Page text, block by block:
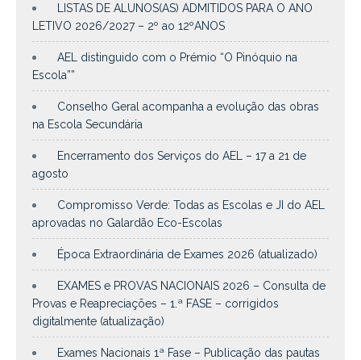
LISTAS DE ALUNOS(AS) ADMITIDOS PARA O ANO
LETIVO 2026/2027 – 2º ao 12ºANOS
AEL distinguido com o Prémio “O Pinóquio na
Escola””
Conselho Geral acompanha a evolução das obras
na Escola Secundária
Encerramento dos Serviços do AEL – 17 a 21 de
agosto
Compromisso Verde: Todas as Escolas e JI do AEL
aprovadas no Galardão Eco-Escolas
Época Extraordinária de Exames 2026 (atualizado)
EXAMES e PROVAS NACIONAIS 2026 – Consulta de
Provas e Reapreciações – 1.ª FASE – corrigidos
digitalmente (atualização)
Exames Nacionais 1ª Fase – Publicação das pautas